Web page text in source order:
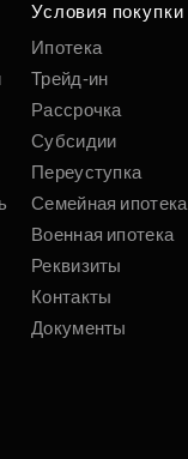
Условия покупки
Ипотека
Трейд-ин
Рассрочка
Субсидии
Переуступка
Семейная ипотека
Военная ипотека
Реквизиты
Контакты
Документы